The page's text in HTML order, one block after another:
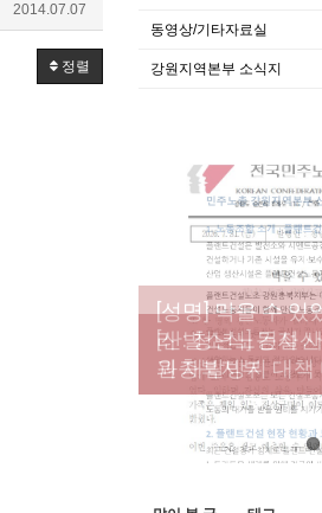
2014.07.07
정렬
동영상/기타자료실
강원지역본부 소식지
[성명] 막을 수 있
라 : 청년노동자
과 재발방지 대책
[산별소식] 건설
원충북지부
[강릉,속초,원주,
모
[조합원☆인터뷰]
규직노동조합 강
[본부소식] 강원